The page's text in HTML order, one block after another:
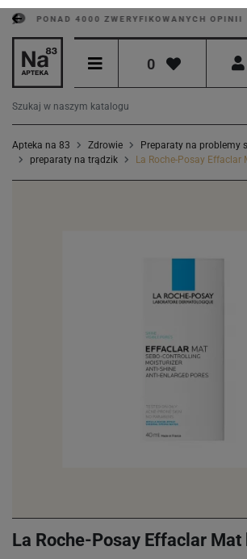
PONAD 4000 ZWERYFIKOWANYCH OPINII
0
Apteka na 83 Zdrowie
Preparaty na problemy
preparaty na trądzik
La Roche-Posay Effaclar
La Roche-Posay Effaclar Mat